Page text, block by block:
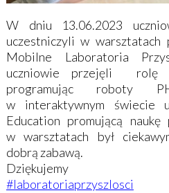
W dniu 13.06.2023
uczestniczyli w warsztatach
Mobilne Laboratoria
uczniowie przejęli rolę
programując roboty
w interaktywnym świecie
Education promującą
w warsztatach był
dobrą zabawą.
Dziękujemy
#laboratoriaprzyszlosci